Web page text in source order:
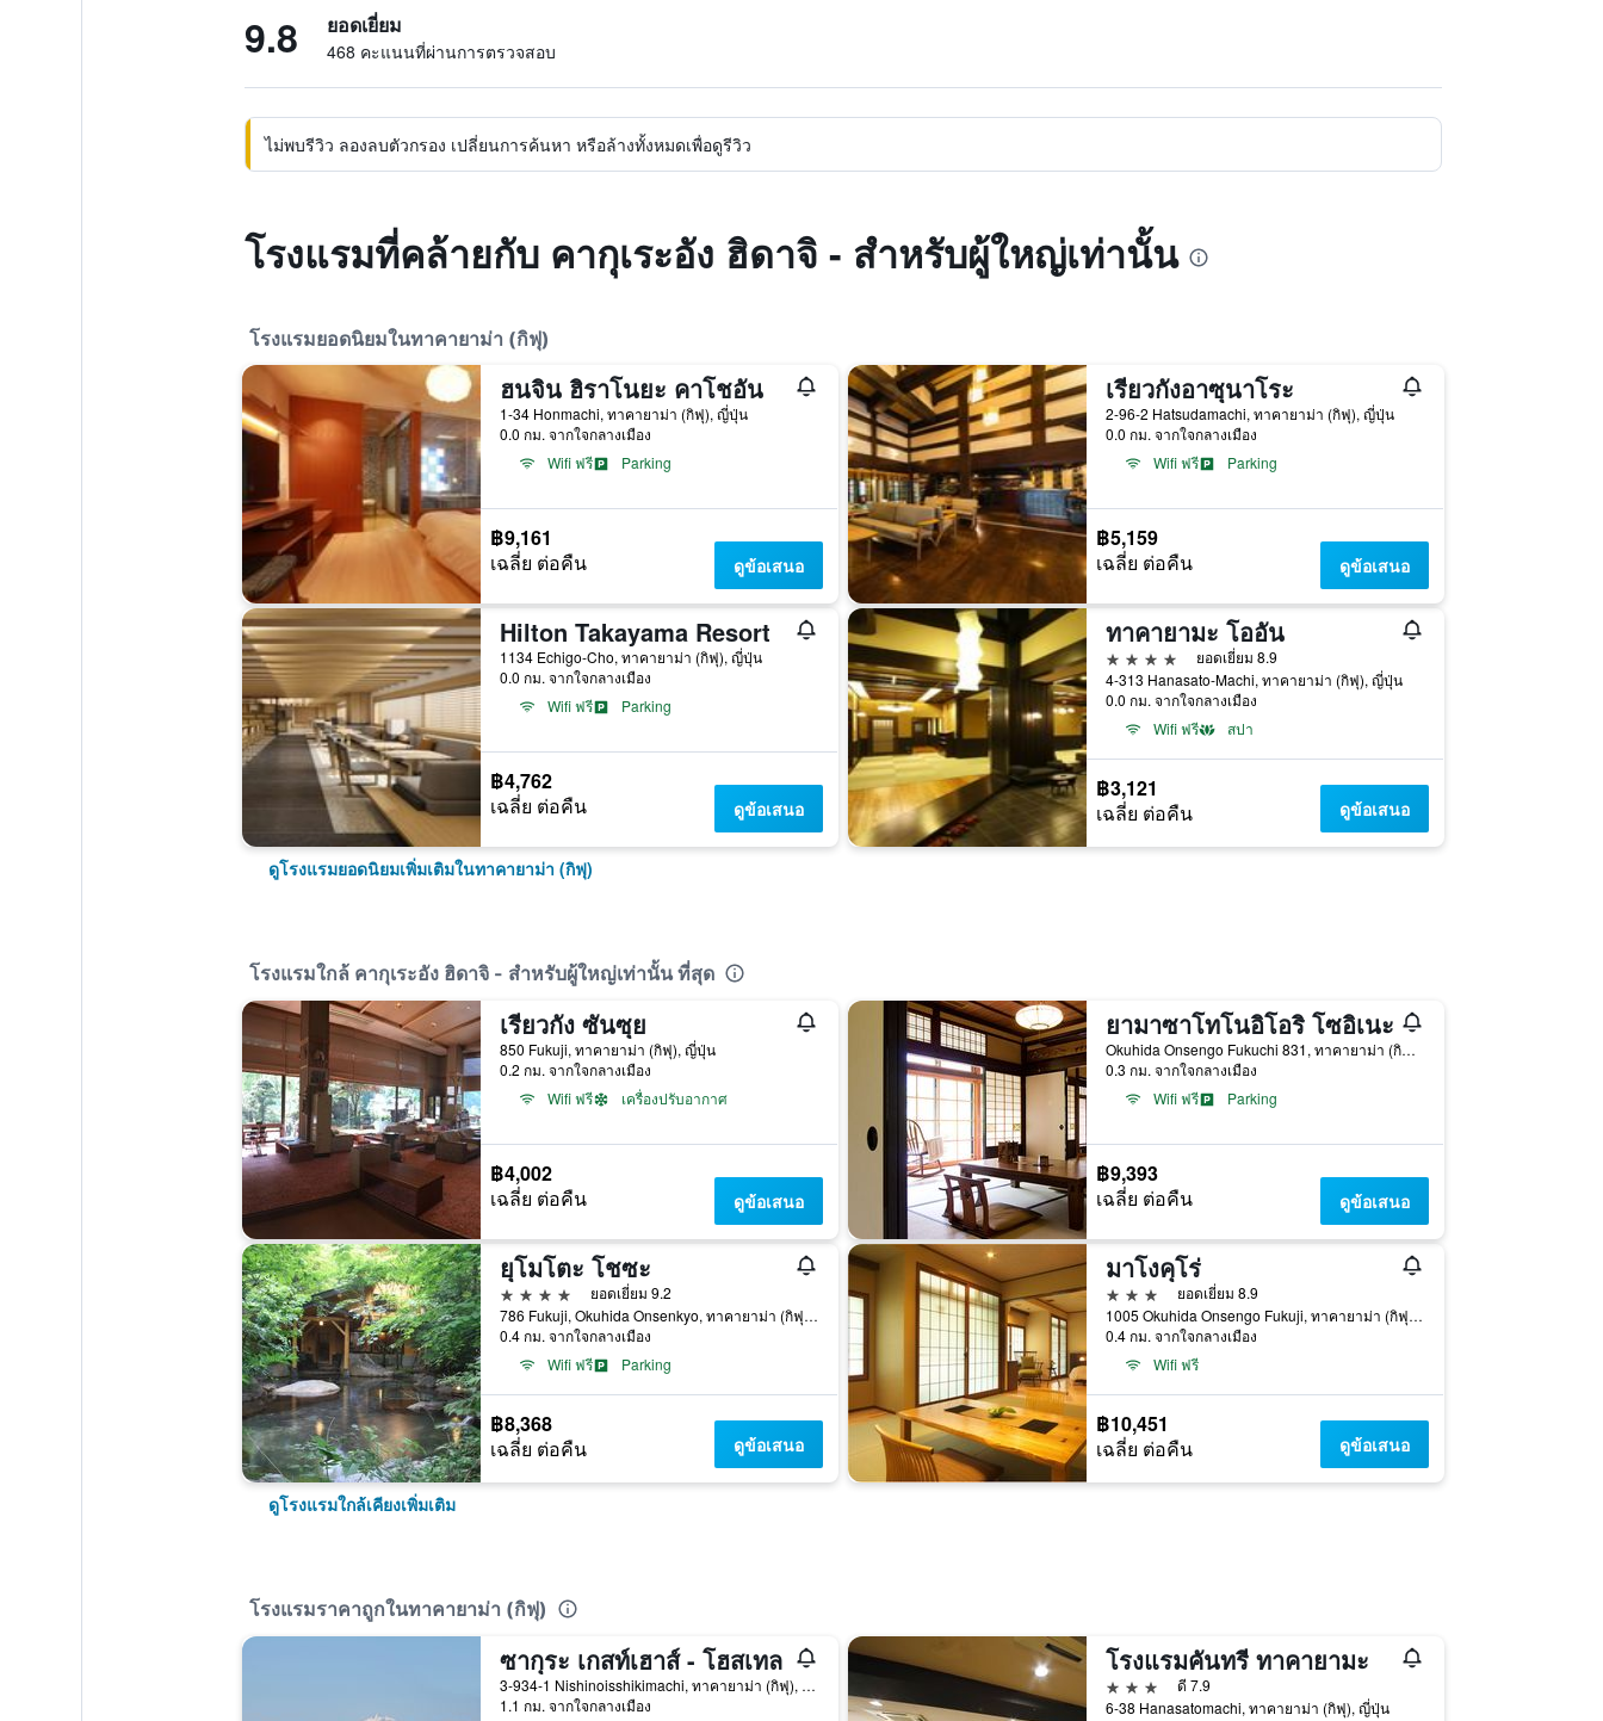
9.8 ยอดเยี่ยม
468 คะแนนที่ผ่านการตรวจสอบ
ไม่พบรีวิว ลองลบตัวกรอง เปลี่ยนการค้นหา หรือล้างทั้งหมดเพื่อดูรีวิว
โรงแรมที่คล้ายกับ คากุเระอัง ฮิดาจิ - สำหรับผู้ใหญ่เท่านั้น
โรงแรมยอดนิยมในทาคายาม่า (กิฟุ)
ฮนจิน ฮิราโนยะ คาโชอัน
1-34 Honmachi, ทาคายาม่า (กิฟุ), ญี่ปุ่น
0.0 กม. จากใจกลางเมือง
Wifi ฟรี
Parking
฿9,161
เฉลี่ย ต่อคืน ดูข้อเสนอ
เรียวกังอาซุนาโระ
2-96-2 Hatsudamachi, ทาคายาม่า (กิฟุ), ญี่ปุ่น
0.0 กม. จากใจกลางเมือง
Wifi ฟรี
Parking
฿5,159
เฉลี่ย ต่อคืน ดูข้อเสนอ
Hilton Takayama Resort
1134 Echigo-Cho, ทาคายาม่า (กิฟุ), ญี่ปุ่น
0.0 กม. จากใจกลางเมือง
Wifi ฟรี
Parking
฿4,762
เฉลี่ย ต่อคืน ดูข้อเสนอ
ทาคายามะ โออัน
4 ดาว
ยอดเยี่ยม 8.9
4-313 Hanasato-Machi, ทาคายาม่า (กิฟุ), ญี่ปุ่น
0.0 กม. จากใจกลางเมือง
Wifi ฟรี
สปา
฿3,121
เฉลี่ย ต่อคืน ดูข้อเสนอ
ดูโรงแรมยอดนิยมเพิ่มเติมในทาคายาม่า (กิฟุ)
โรงแรมใกล้ คากุเระอัง ฮิดาจิ - สำหรับผู้ใหญ่เท่านั้น ที่สุด
เรียวกัง ซันซุย
850 Fukuji, ทาคายาม่า (กิฟุ), ญี่ปุ่น
0.2 กม. จากใจกลางเมือง
Wifi ฟรี
เครื่องปรับอากาศ
฿4,002
เฉลี่ย ต่อคืน ดูข้อเสนอ
ยามาซาโทโนอิโอริ โซอิเนะ
Okuhida Onsengo Fukuchi 831, ทาคายาม่า (กิฟุ), ญี่ปุ่น
0.3 กม. จากใจกลางเมือง
Wifi ฟรี
Parking
฿9,393
เฉลี่ย ต่อคืน ดูข้อเสนอ
ยุโมโตะ โชซะ
4 ดาว
ยอดเยี่ยม 9.2
786 Fukuji, Okuhida Onsenkyo, ทาคายาม่า (กิฟุ), ญี่ปุ่น
0.4 กม. จากใจกลางเมือง
Wifi ฟรี
Parking
฿8,368
เฉลี่ย ต่อคืน ดูข้อเสนอ
มาโงคุโร่
3 ดาว
ยอดเยี่ยม 8.9
1005 Okuhida Onsengo Fukuji, ทาคายาม่า (กิฟุ), ญี่ปุ่น
0.4 กม. จากใจกลางเมือง
Wifi ฟรี
฿10,451
เฉลี่ย ต่อคืน ดูข้อเสนอ
ดูโรงแรมใกล้เคียงเพิ่มเติม
โรงแรมราคาถูกในทาคายาม่า (กิฟุ)
ซากุระ เกสท์เฮาส์ - โฮสเทล
3-934-1 Nishinoisshikimachi, ทาคายาม่า (กิฟุ), ญี่ปุ่น
1.1 กม. จากใจกลางเมือง
โรงแรมคันทรี ทาคายามะ
3 ดาว
ดี 7.9
6-38 Hanasatomachi, ทาคายาม่า (กิฟุ), ญี่ปุ่น